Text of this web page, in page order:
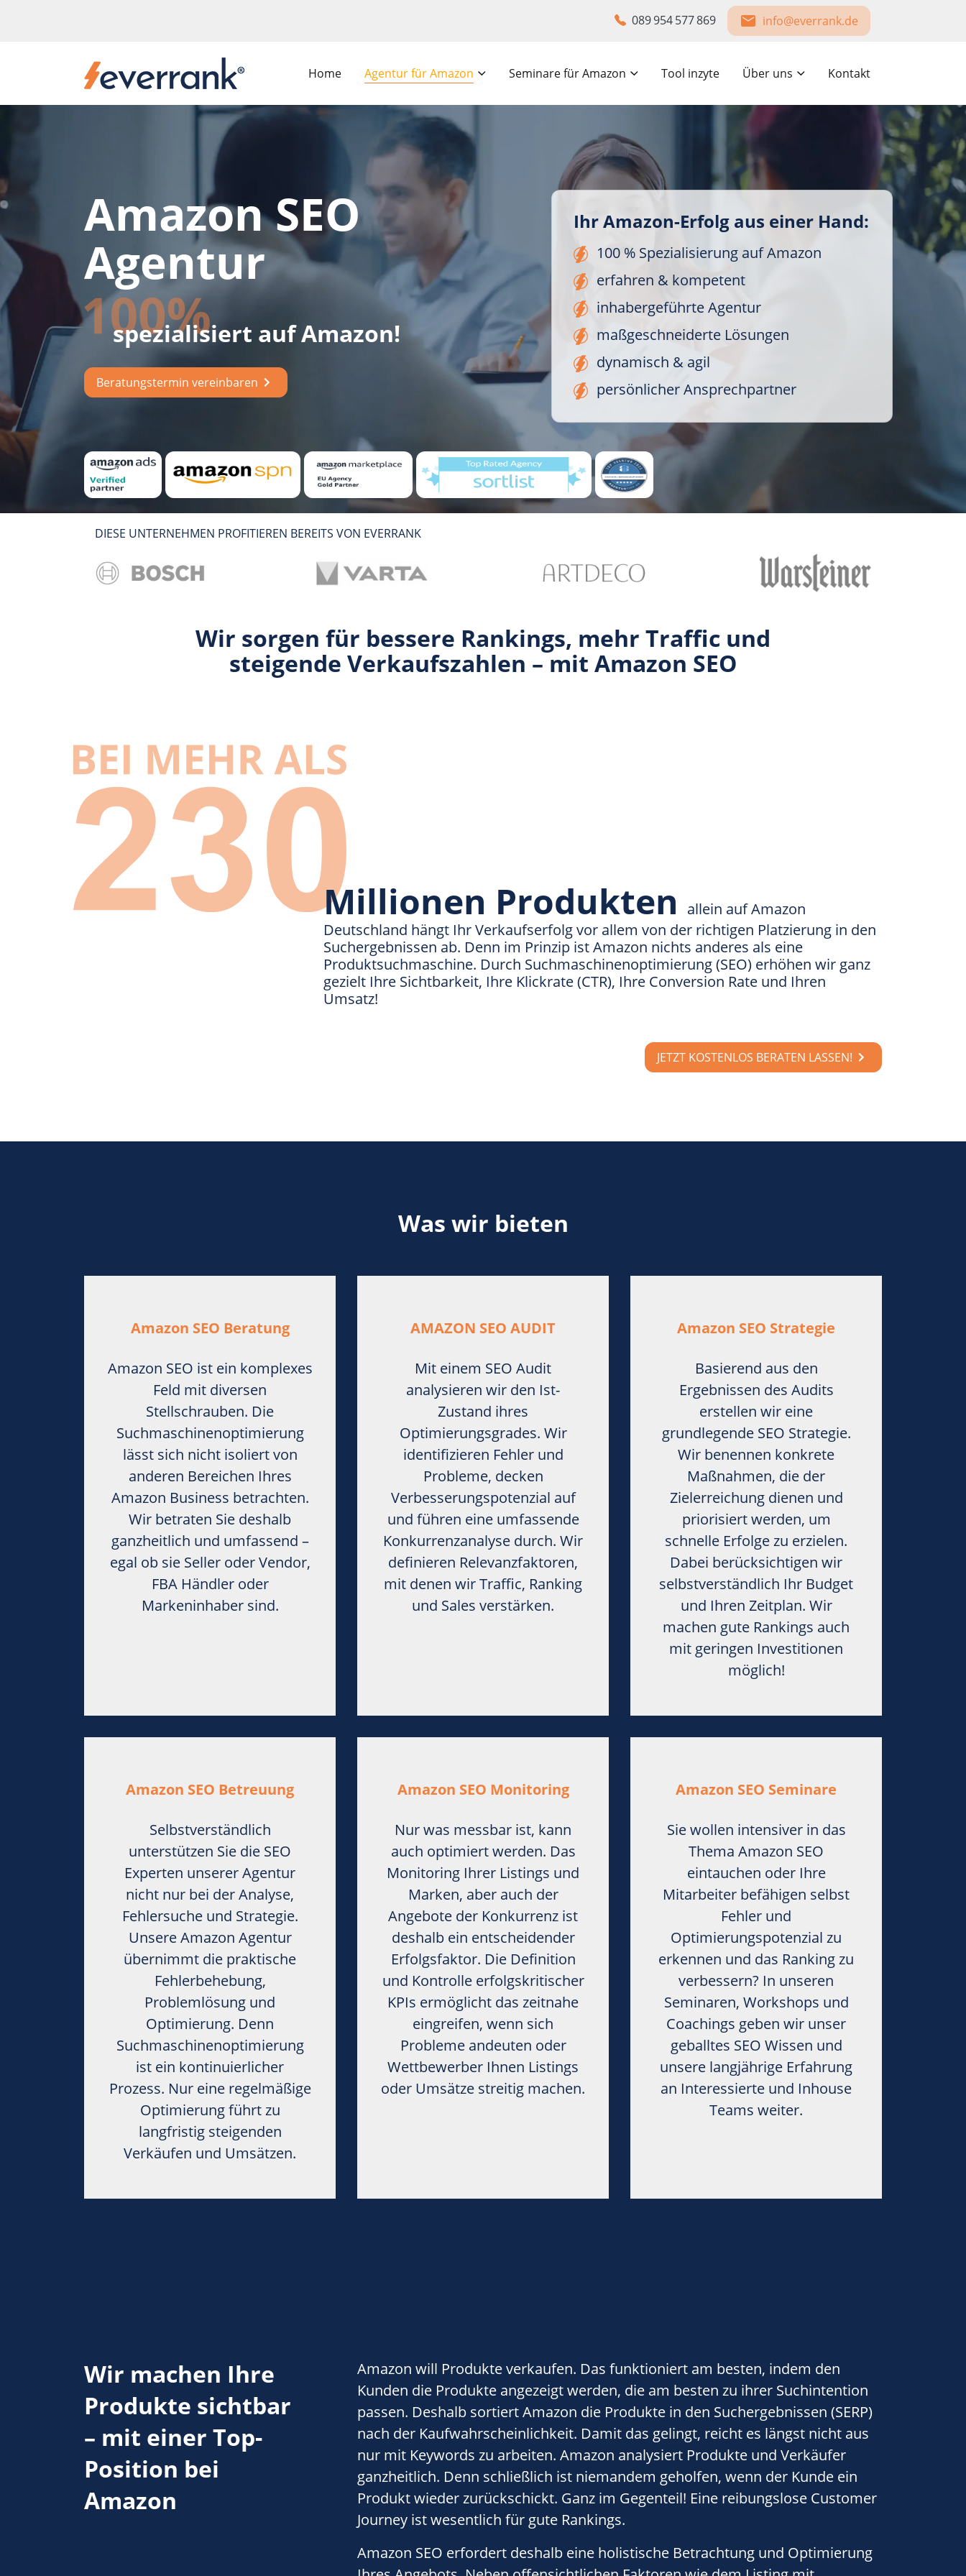
089 954 577 869 info@everrank.de
Home Agentur für Amazon Seminare für Amazon Tool inzyte Über uns Kontakt
Amazon SEO
Agentur
spezialisiert auf Amazon!
Beratungstermin vereinbaren
Ihr Amazon-Erfolg aus einer Hand:
100 % Spezialisierung auf Amazon
erfahren & kompetent
inhabergeführte Agentur
maßgeschneiderte Lösungen
dynamisch & agil
persönlicher Ansprechpartner
DIESE UNTERNEHMEN PROFITIEREN BEREITS VON EVERRANK
Wir sorgen für bessere Rankings, mehr Traffic und
steigende Verkaufszahlen – mit Amazon SEO
Bei meher als 230
Millionen Produkten
allein auf Amazon
Deutschland hängt Ihr Verkaufserfolg vor allem von der richtigen Platzierung in den
Suchergebnissen ab. Denn im Prinzip ist Amazon nichts anderes als eine
Produktsuchmaschine. Durch Suchmaschinenoptimierung (SEO) erhöhen wir ganz
gezielt Ihre Sichtbarkeit, Ihre Klickrate (CTR), Ihre Conversion Rate und Ihren
Umsatz!
JETZT KOSTENLOS BERATEN LASSEN!
Was wir bieten
Amazon SEO Beratung
Amazon SEO ist ein komplexes
Feld mit diversen
Stellschrauben. Die
Suchmaschinenoptimierung
lässt sich nicht isoliert von
anderen Bereichen Ihres
Amazon Business betrachten.
Wir betraten Sie deshalb
ganzheitlich und umfassend –
egal ob sie Seller oder Vendor,
FBA Händler oder
Markeninhaber sind.
AMAZON SEO AUDIT
Mit einem SEO Audit
analysieren wir den Ist-
Zustand ihres
Optimierungsgrades. Wir
identifizieren Fehler und
Probleme, decken
Verbesserungspotenzial auf
und führen eine umfassende
Konkurrenzanalyse durch. Wir
definieren Relevanzfaktoren,
mit denen wir Traffic, Ranking
und Sales verstärken.
Amazon SEO Strategie
Basierend aus den
Ergebnissen des Audits
erstellen wir eine
grundlegende SEO Strategie.
Wir benennen konkrete
Maßnahmen, die der
Zielerreichung dienen und
priorisiert werden, um
schnelle Erfolge zu erzielen.
Dabei berücksichtigen wir
selbstverständlich Ihr Budget
und Ihren Zeitplan. Wir
machen gute Rankings auch
mit geringen Investitionen
möglich!
Amazon SEO Betreuung
Selbstverständlich
unterstützen Sie die SEO
Experten unserer Agentur
nicht nur bei der Analyse,
Fehlersuche und Strategie.
Unsere Amazon Agentur
übernimmt die praktische
Fehlerbehebung,
Problemlösung und
Optimierung. Denn
Suchmaschinenoptimierung
ist ein kontinuierlicher
Prozess. Nur eine regelmäßige
Optimierung führt zu
langfristig steigenden
Verkäufen und Umsätzen.
Amazon SEO Monitoring
Nur was messbar ist, kann
auch optimiert werden. Das
Monitoring Ihrer Listings und
Marken, aber auch der
Angebote der Konkurrenz ist
deshalb ein entscheidender
Erfolgsfaktor. Die Definition
und Kontrolle erfolgskritischer
KPIs ermöglicht das zeitnahe
eingreifen, wenn sich
Probleme andeuten oder
Wettbewerber Ihnen Listings
oder Umsätze streitig machen.
Amazon SEO Seminare
Sie wollen intensiver in das
Thema Amazon SEO
eintauchen oder Ihre
Mitarbeiter befähigen selbst
Fehler und
Optimierungspotenzial zu
erkennen und das Ranking zu
verbessern? In unseren
Seminaren, Workshops und
Coachings geben wir unser
geballtes SEO Wissen und
unsere langjährige Erfahrung
an Interessierte und Inhouse
Teams weiter.
Wir machen Ihre
Produkte sichtbar
– mit einer Top-
Position bei
Amazon
Amazon will Produkte verkaufen. Das funktioniert am besten, indem den
Kunden die Produkte angezeigt werden, die am besten zu ihrer Suchintention
passen. Deshalb sortiert Amazon die Produkte in den Suchergebnissen (SERP)
nach der Kaufwahrscheinlichkeit. Damit das gelingt, reicht es längst nicht aus
nur mit Keywords zu arbeiten. Amazon analysiert Produkte und Verkäufer
ganzheitlich. Denn schließlich ist niemandem geholfen, wenn der Kunde ein
Produkt wieder zurückschickt. Ganz im Gegenteil! Eine reibungslose Customer
Journey ist wesentlich für gute Rankings.
Amazon SEO erfordert deshalb eine holistische Betrachtung und Optimierung